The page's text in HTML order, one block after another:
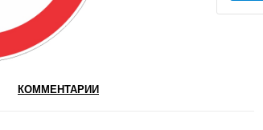
КОММЕНТАРИИ